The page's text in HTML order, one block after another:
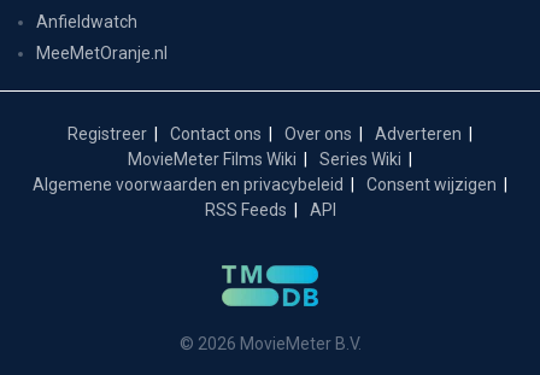
Anfieldwatch
MeeMetOranje.nl
Registreer Contact ons Over ons
Adverteren
MovieMeter Films Wiki
Series Wiki
Algemene voorwaarden en privacybeleid
Consent wijzigen
RSS Feeds
API
© 2026 MovieMeter B.V.